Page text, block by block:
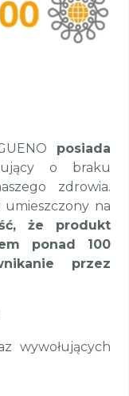
posiada
o braku
zdrowia.
umieszczony na
że produkt
ponad 100
przez
wywołujących